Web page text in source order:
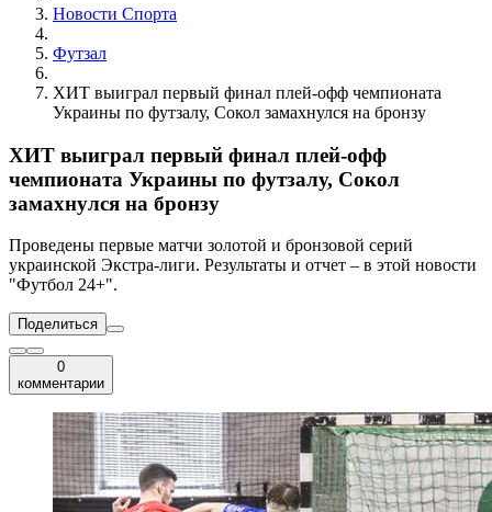
Новости Cпорта
Футзал
ХИТ выиграл первый финал плей-офф чемпионата
Украины по футзалу, Сокол замахнулся на бронзу
ХИТ выиграл первый финал плей-офф
чемпионата Украины по футзалу, Сокол
замахнулся на бронзу
Проведены первые матчи золотой и бронзовой серий
украинской Экстра-лиги. Результаты и отчет – в этой новости
"Футбол 24+".
Поделиться
0
комментарии